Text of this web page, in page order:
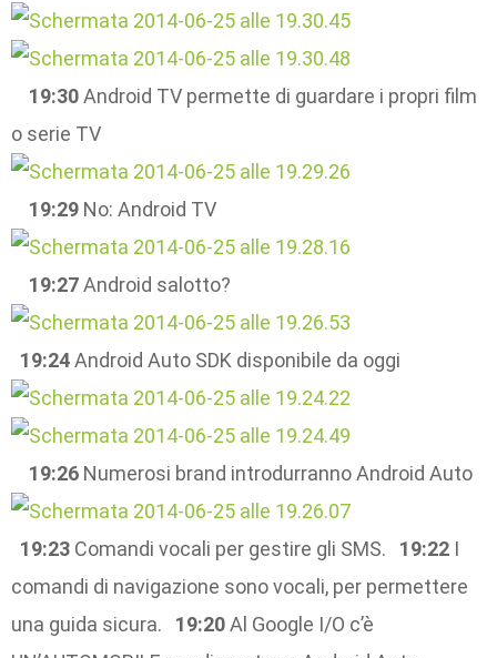
19:30Android TV permette di guardare i propri film
o serie TV
19:29 No: Android TV
19:27Android salotto?
19:24Android Auto SDK disponibile da oggi
19:26 Numerosi brand introdurranno Android Auto
19:23 Comandi vocali per gestire gli SMS. 19:22 I
comandi di navigazione sono vocali, per permettere
una guida sicura. 19:20Al Google I/O c’è